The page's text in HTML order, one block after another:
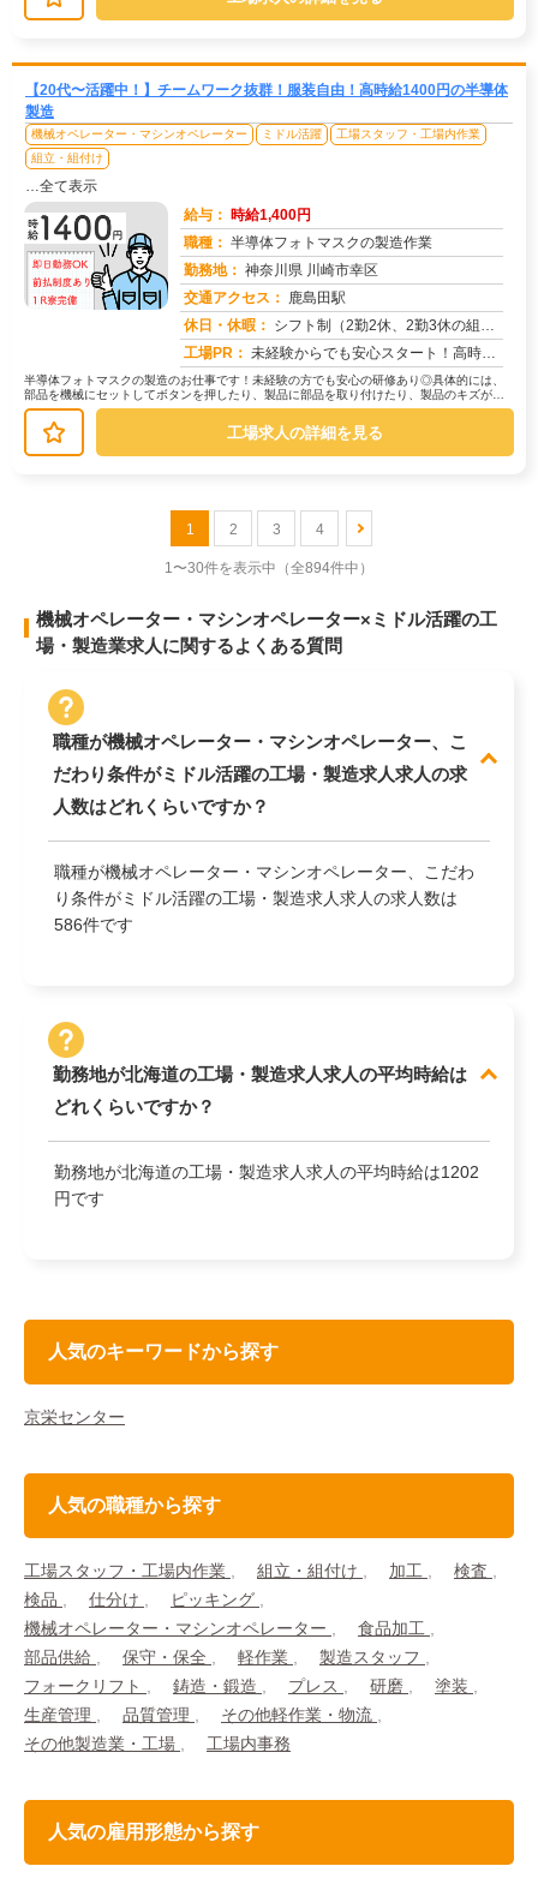
【20代〜活躍中！】チームワーク抜群！服装自由！高時給1400円の半導体
製造
機械オペレーター・マシンオペレーター ミドル活躍
工場スタッフ・工場内作業
組立・組付け
…全て表示
給与： 時給1,400円
職種： 半導体フォトマスクの製造作業
勤務地： 神奈川県 川崎市幸区
交通アクセス： 鹿島田駅
休日・休暇： シフト制（2勤2休、2勤3休の組合せ）
工場PR： 未経験からでも安心スタート！高時給1300円！→兵庫県で新生活を始めませんか？【寮付き】だから、家探し不要！ワンル...
半導体フォトマスクの製造のお仕事です！未経験の方でも安心の研修あり◎具体的には、
部品を機械にセットしてボタンを押したり、製品に部品を取り付けたり、製品のキズがな
いかチェックする作業などです。難し...
工場求人の詳細を見る
1 2 3 4
1〜30件を表示中 （全894件中）
機械オペレーター・マシンオペレーター×ミドル活躍の工
場・製造業求人に関するよくある質問
職種が機械オペレーター・マシンオペレーター、こ
だわり条件がミドル活躍の工場・製造求人求人の求
人数はどれくらいですか？
職種が機械オペレーター・マシンオペレーター、こだわ
り条件がミドル活躍の工場・製造求人求人の求人数は
586件です
勤務地が北海道の工場・製造求人求人の平均時給は
どれくらいですか？
勤務地が北海道の工場・製造求人求人の平均時給は1202
円です
人気のキーワードから探す
京栄センター
人気の職種から探す
工場スタッフ・工場内作業 組立・組付け 加工
検査
検品
仕分け
ピッキング
機械オペレーター・マシンオペレーター
食品加工
部品供給
保守・保全 軽作業
製造スタッフ
フォークリフト
鋳造・鍛造 プレス 研磨
塗装
生産管理
品質管理
その他軽作業・物流
その他製造業・工場
工場内事務
人気の雇用形態から探す